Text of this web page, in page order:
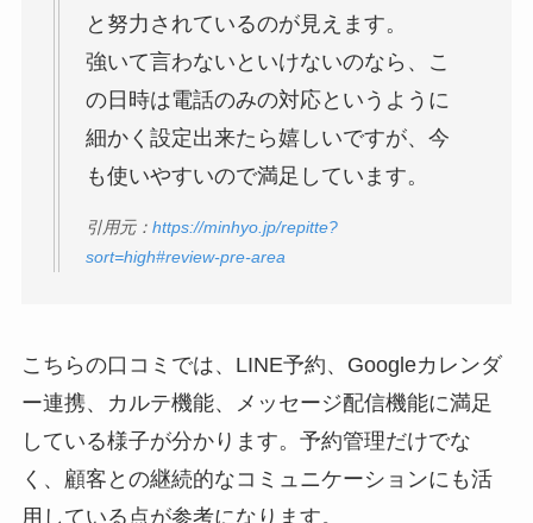
と努力されているのが見えます。
強いて言わないといけないのなら、こ
の日時は電話のみの対応というように
細かく設定出来たら嬉しいですが、今
も使いやすいので満足しています。
引用元： https://minhyo.jp/repitte?
sort=high#review-pre-area
こちらの口コミでは、LINE予約、Googleカレンダ
ー連携、カルテ機能、メッセージ配信機能に満足
している様子が分かります。予約管理だけでな
く、顧客との継続的なコミュニケーションにも活
用している点が参考になります。